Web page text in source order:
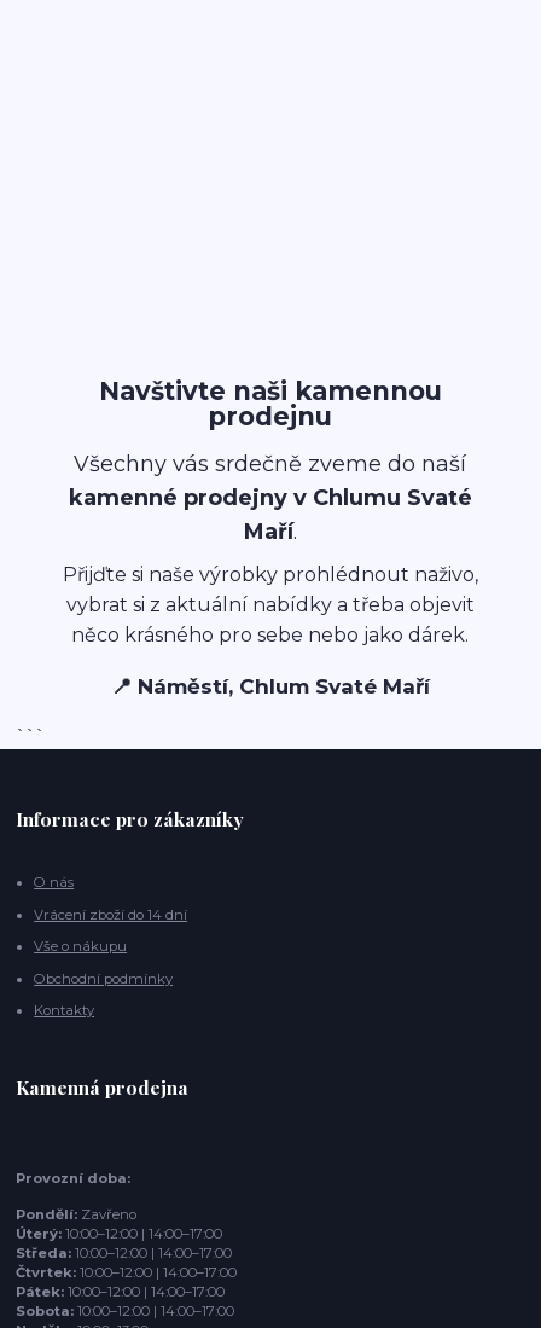
Navštivte naši kamennou
prodejnu
Všechny vás srdečně zveme do naší
kamenné prodejny v Chlumu Svaté
Maří.
Přijďte si naše výrobky prohlédnout naživo,
vybrat si z aktuální nabídky a třeba objevit
něco krásného pro sebe nebo jako dárek.
📍 Náměstí, Chlum Svaté Maří
```
Informace pro zákazníky
O nás
Vrácení zboží do 14 dní
Vše o nákupu
Obchodní podmínky
Kontakty
Kamenná prodejna
Provozní doba:
Pondělí: Zavřeno
Úterý: 10:00–12:00 | 14:00–17:00
Středa: 10:00–12:00 | 14:00–17:00
Čtvrtek: 10:00–12:00 | 14:00–17:00
Pátek: 10:00–12:00 | 14:00–17:00
Sobota: 10:00–12:00 | 14:00–17:00